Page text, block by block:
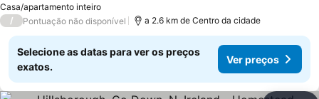
Casa/apartamento inteiro
/ Pontuação não disponível a 2.6 km de Centro da cidade
Selecione as datas para ver os preços
exatos.
Ver preços